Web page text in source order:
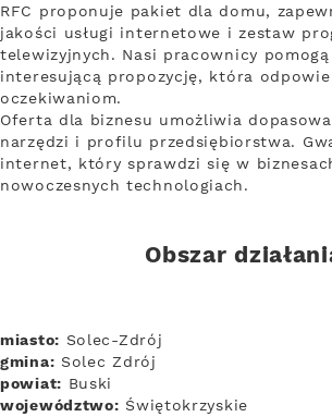
RFC proponuje pakiet dla domu,
jakości usługi internetowe i zestaw
telewizyjnych. Nasi pracownicy
interesującą propozycję, która odpowie
oczekiwaniom.
Oferta dla biznesu umożliwia
narzędzi i profilu przedsiębiorstwa.
internet, który sprawdzi się w
nowoczesnych technologiach.
Obszar
miasto: Solec-Zdrój
gmina: Solec Zdrój
powiat: Buski
województwo: Świętokrzyskie